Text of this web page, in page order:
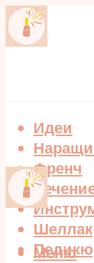
Идеи
Френч
Шеллак
Меню